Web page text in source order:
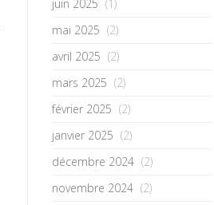
juin 2025 (1)
mai 2025 (2)
avril 2025 (2)
mars 2025 (2)
février 2025 (2)
janvier 2025 (2)
décembre 2024 (2)
novembre 2024 (2)